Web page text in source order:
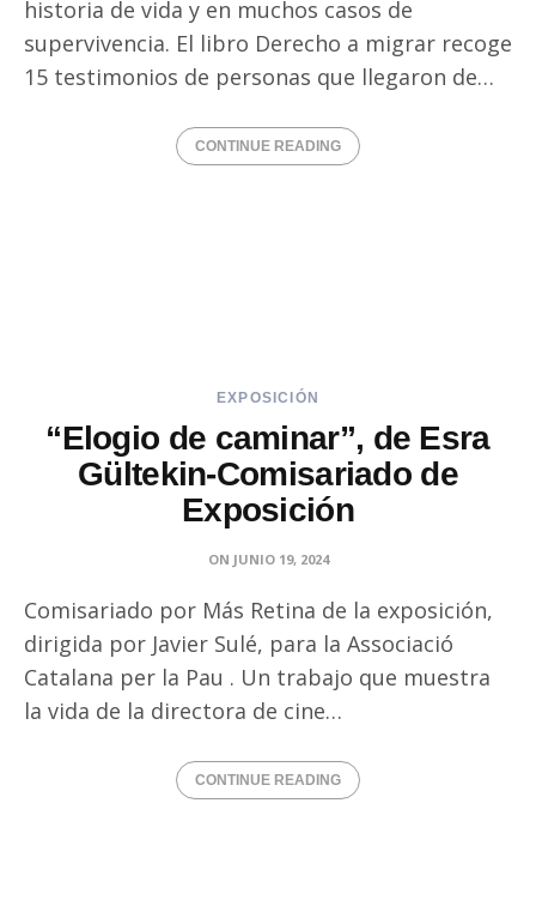
historia de vida y en muchos casos de
supervivencia. El libro Derecho a migrar recoge
15 testimonios de personas que llegaron de…
CONTINUE READING
EXPOSICIÓN
“Elogio de caminar”, de Esra
Gültekin-Comisariado de
Exposición
ON JUNIO 19, 2024
Comisariado por Más Retina de la exposición,
dirigida por Javier Sulé, para la Associació
Catalana per la Pau . Un trabajo que muestra
la vida de la directora de cine…
CONTINUE READING